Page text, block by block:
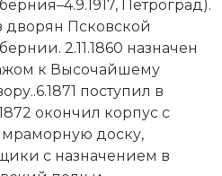
и топонимика
Петроград).
дворян Псковской
2.11.1860 назначен
к Высочайшему
поступил в
окончил корпус с
доску,
с назначением в